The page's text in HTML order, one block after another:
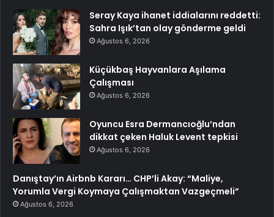
Seray Kaya ihanet iddialarını reddetti:
Sahra Işık’tan olay gönderme geldi
Ağustos 6, 2026
Küçükbaş Hayvanlara Aşılama
Çalışması
Ağustos 6, 2026
Oyuncu Esra Dermancıoğlu’ndan
dikkat çeken Haluk Levent tepkisi
Ağustos 6, 2026
Danıştay’ın Airbnb Kararı… CHP’li Akay: “Maliye,
Yorumla Vergi Koymaya Çalışmaktan Vazgeçmeli”
Ağustos 6, 2026